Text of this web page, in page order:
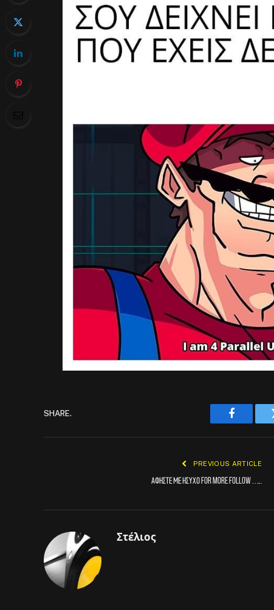
SHARE.
Facebook
PREVIOUS ARTICLE
Αφήστε με ήσυχο For more follow . . ….
Στέλιος